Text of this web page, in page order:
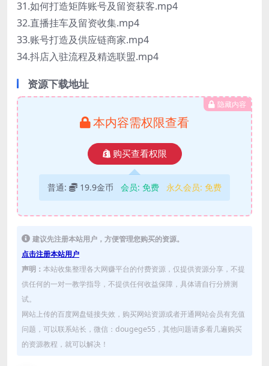
31.如何打造矩阵账号及留资获客.mp4
32.直播挂车及留资收集.mp4
33.账号打造及供应链商家.mp4
34.抖店入驻流程及精选联盟.mp4
资源下载地址
隐藏内容
本内容需权限查看
购买查看权限
普通: 19.9金币 会员: 免费 永久会员: 免费
建议先注册本站用户，方便管理您购买的资源。
点击注册本站用户
声明： 本站收集整理各大网赚平台的付费资源，仅提供资源分享，不提
供任何的一对一教学指导，不提供任何收益保障，具体请自行分辨测
试。
网站上传的百度网盘链接失效，购买网站资源或者开通网站会员有充值
问题，可以联系站长，微信：dougege55，其他问题请多看几遍购买
的资源教程，就可以解决！